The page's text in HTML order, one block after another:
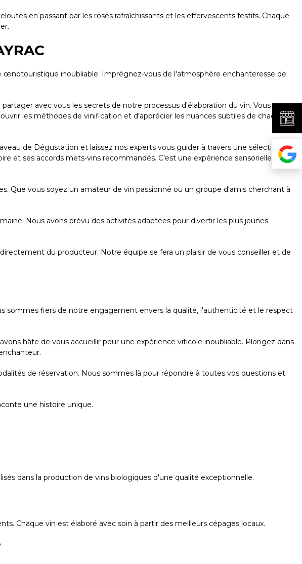
en passant par les rosés rafraîchissants et les effervescents festifs. Chaque
inoubliable. Imprégnez-vous de l'atmosphère enchanteresse de
avec vous les secrets de notre processus d'élaboration du vin. Vous aurez
les méthodes de vinification et d'apprécier les nuances subtiles de chaque
de Dégustation et laissez nos experts vous guider à travers une sélection de
et ses accords mets-vins recommandés. C'est une expérience sensorielle qui
Que vous soyez un amateur de vin passionné ou un groupe d'amis cherchant à
Nous avons prévu des activités adaptées pour divertir les plus jeunes
du producteur. Notre équipe se fera un plaisir de vous conseiller et de
sommes fiers de notre engagement envers la qualité, l'authenticité et le respect
hâte de vous accueillir pour une expérience viticole inoubliable. Plongez dans
de réservation. Nous sommes là pour répondre à toutes vos questions et
une histoire unique.
dans la production de vins biologiques d'une qualité exceptionnelle.
Chaque vin est élaboré avec soin à partir des meilleurs cépages locaux.